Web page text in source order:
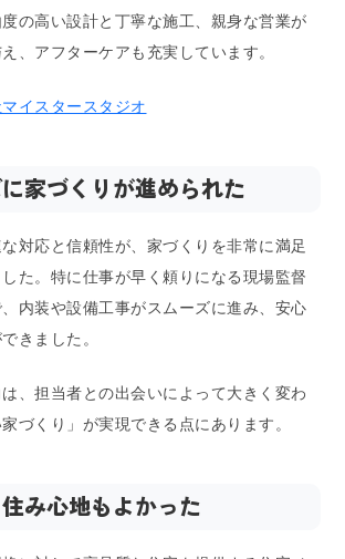
の高い設計と丁寧な施工、親身な営業が
、アフターケアも充実しています。
イスタースタジオ
家づくりが進められた
対応と信頼性が、家づくりを非常に満足
た。特に仕事が早く頼りになる現場監督
内装や設備工事がスムーズに進み、安心
きました。
、担当者との出会いによって大きく変わ
づくり」が実現できる点にあります。
み心地もよかった